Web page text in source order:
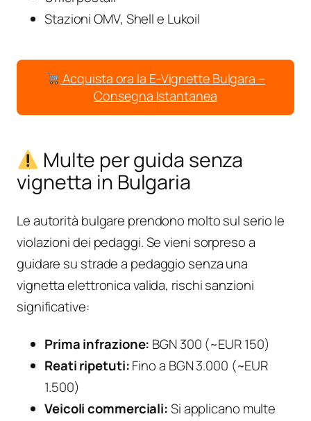
Stazioni OMV, Shell e Lukoil
Acquista ora la E-Vignette Bulgara –
Consegna Istantanea
Multe per guida senza
vignetta in Bulgaria
Le autorità bulgare prendono molto sul serio le
violazioni dei pedaggi. Se vieni sorpreso a
guidare su strade a pedaggio senza una
vignetta elettronica valida, rischi sanzioni
significative:
Prima infrazione: BGN 300 (~EUR 150)
Reati ripetuti:Fino a BGN 3.000 (~EUR
1.500)
Veicoli commerciali:Si applicano multe